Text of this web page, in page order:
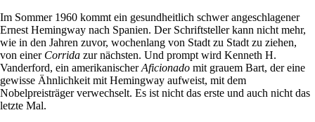
Im Sommer 1960 kommt ein gesundheitlich schwer angeschlagener
Ernest Hemingway nach Spanien. Der Schriftsteller kann nicht mehr,
wie in den Jahren zuvor, wochenlang von Stadt zu Stadt zu ziehen,
von einer Corrida zur nächsten. Und prompt wird Kenneth H.
Vanderford, ein amerikanischerAficionado mit grauem Bart, der eine
gewisse Ähnlichkeit mit Hemingway aufweist, mit dem
Nobelpreisträger verwechselt. Es ist nicht das erste und auch nicht das
letzte Mal.